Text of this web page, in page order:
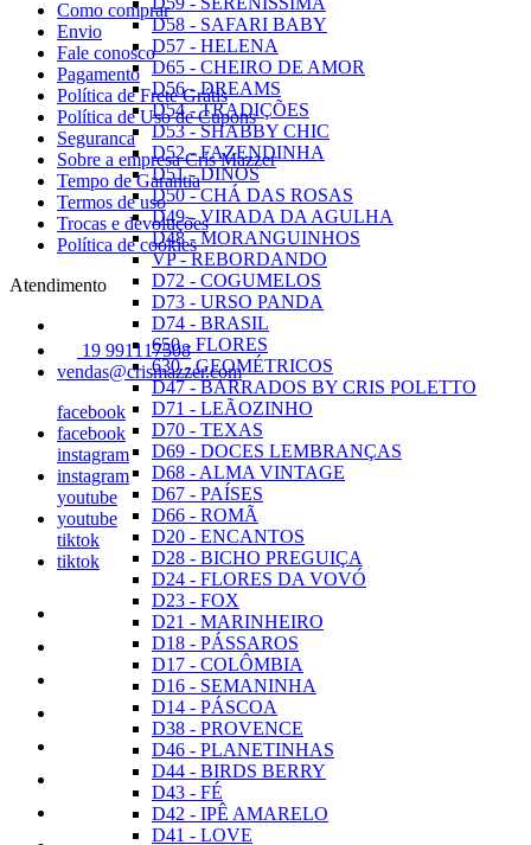
D58 - SAFARI BABY
D57 - HELENA
D65 - CHEIRO DE AMOR
D56 - DREAMS
D54 - TRADIÇÕES
D53 - SHABBY CHIC
D52 - FAZENDINHA
D51 - DINOS
D50 - CHÁ DAS ROSAS
D49 - VIRADA DA AGULHA
D48 - MORANGUINHOS
VP - REBORDANDO
D72 - COGUMELOS
D73 - URSO PANDA
D74 - BRASIL
650 - FLORES
630 - GEOMÉTRICOS
D47 - BARRADOS BY CRIS POLETTO
D71 - LEÃOZINHO
D70 - TEXAS
D69 - DOCES LEMBRANÇAS
D68 - ALMA VINTAGE
D67 - PAÍSES
D66 - ROMÃ
D20 - ENCANTOS
D28 - BICHO PREGUIÇA
D24 - FLORES DA VOVÓ
D23 - FOX
D21 - MARINHEIRO
D18 - PÁSSAROS
D17 - COLÔMBIA
D16 - SEMANINHA
D14 - PÁSCOA
D38 - PROVENCE
D46 - PLANETINHAS
D44 - BIRDS BERRY
D43 - FÉ
D42 - IPÊ AMARELO
D41 - LOVE
Como comprar
Envio
Fale conosco
Pagamento
Política de Frete Grátis
Política de Uso de Cupons
Seguranca
Sobre a empresa Cris Mazzer
Tempo de Garantia
Termos de uso
Trocas e devoluções
Política de cookies
Atendimento
19 991117508
vendas@crismazzer.com
facebook
facebook
instagram
instagram
youtube
youtube
tiktok
tiktok